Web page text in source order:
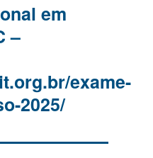
em
–
exame-
2025/